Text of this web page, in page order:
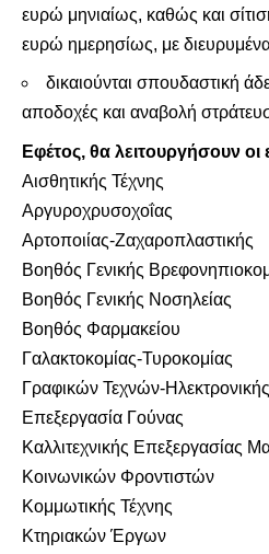
ευρώ μηνιαίως, καθώς και
ευρώ ημερησίως, με διευρυμένα
δικαιούνται σπουδαστική
αποδοχές και αναβολή
Εφέτος, θα λειτουργήσουν οι
Αισθητικής Τέχνης
Αργυροχρυσοχοΐας
Αρτοποιίας-Ζαχαροπλαστικής
Βοηθός Γενικής
Βοηθός Γενικής Νοσηλείας
Βοηθός Φαρμακείου
Γαλακτοκομίας-Τυροκομίας
Γραφικών Τεχνών-
Επεξεργασία Γούνας
Καλλιτεχνικής Επεξεργασίας
Κοινωνικών Φροντιστών
Κομμωτικής Τέχνης
Κτηριακών Έργων